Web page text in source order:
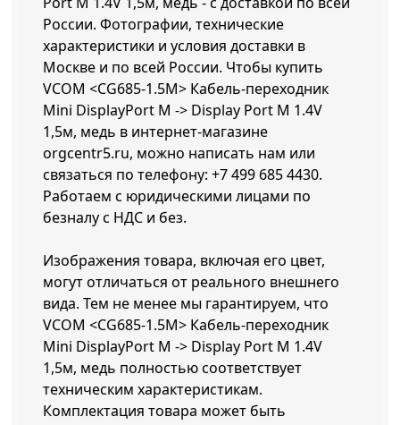
России. Фотографии, технические
характеристики и условия доставки в
Москве и по всей России. Чтобы купить
VCOM <CG685-1.5M> Кабель-переходник
Mini DisplayPort M -> Display Port M 1.4V
1,5м, медь в интернет-магазине
orgcentr5.ru, можно написать нам или
связаться по телефону: +7 499 685 4430.
Работаем с юридическими лицами по
безналу с НДС и без.
Изображения товара, включая его цвет,
могут отличаться от реального внешнего
вида. Тем не менее мы гарантируем, что
VCOM <CG685-1.5M> Кабель-переходник
Mini DisplayPort M -> Display Port M 1.4V
1,5м, медь полностью соответствует
техническим характеристикам.
Комплектация товара может быть